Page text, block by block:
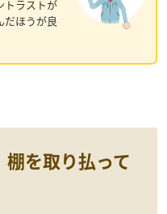
トラストが
だほうが良
を取り払って